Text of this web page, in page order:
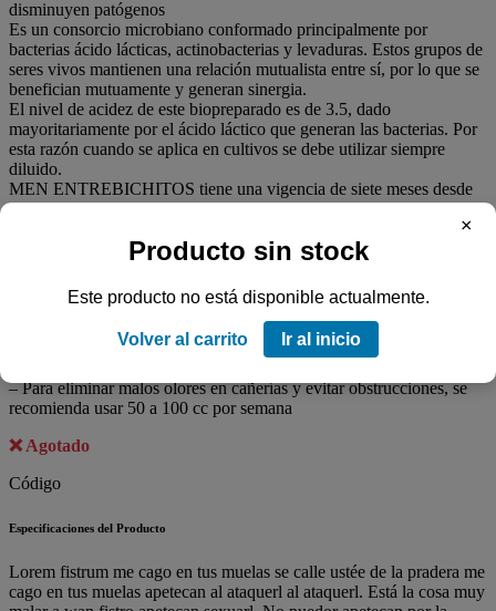
disminuyen patógenos
Es un consorcio microbiano conformado principalmente por
bacterias ácido lácticas, actinobacterias y levaduras. Estos grupos de
seres vivos mantienen una relación mutualista entre sí, por lo que se
benefician mutuamente y generan sinergia.
El nivel de acidez de este biopreparado es de 3.5, dado
mayoritariamente por el ácido láctico que generan las bacterias. Por
esta razón cuando se aplica en cultivos se debe utilizar siempre
diluido.
MEN ENTREBICHITOS tiene una vigencia de siete meses desde
que se envasa, la estabilidad del biopreparado fue evaluada en
Estable y el Laboratorio Ecotech.
– Para plantas y cultivos se recomienda aplicar diluido al 5% en
riego y al 10% en aplicación foliar.
– Para malos olores de grasera y ayudar a descomponer la materia
orgánica de las mismas se recomienda aplicar 50 cc por semana
– Para eliminar malos olores en cañerías y evitar obstrucciones, se
recomienda usar 50 a 100 cc por semana
Agotado
Código
Especificaciones del Producto
Lorem fistrum me cago en tus muelas se calle ustée de la pradera me
cago en tus muelas apetecan al ataquerl al ataquerl. Está la cosa muy
×
Producto sin stock
Este producto no está disponible actualmente.
Volver al carrito Ir al inicio